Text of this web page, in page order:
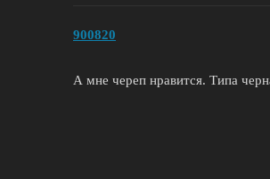
900820
А мне череп нравится. Типа